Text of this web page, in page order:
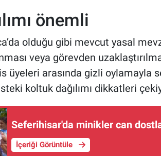
önemli
olduğu gibi mevcut yasal
veya görevden
üyeleri arasında gizli oylamayla
koltuk dağılımı dikkatleri
Seferihisar'da minikler can
İçeriği Görüntüle